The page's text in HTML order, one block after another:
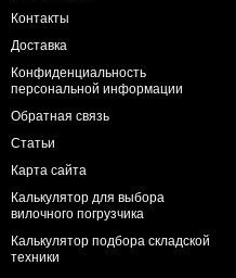
Контакты
Доставка
Конфиденциальность
персональной информации
Обратная связь
Статьи
Карта сайта
Калькулятор для выбора
вилочного погрузчика
Калькулятор подбора складской
техники